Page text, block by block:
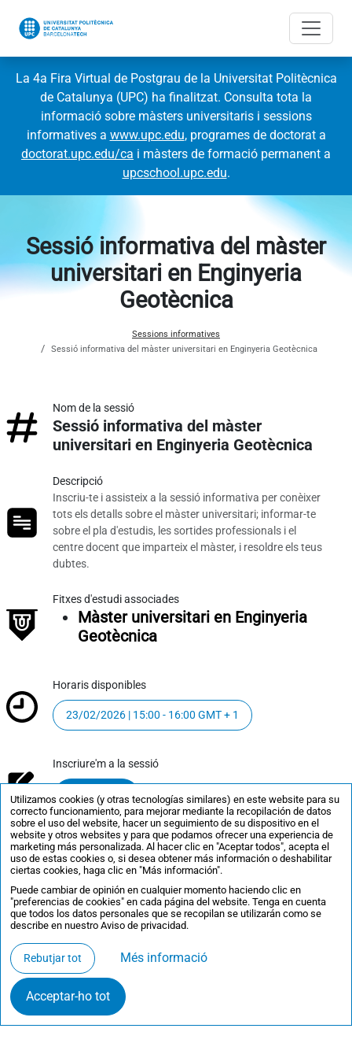
La 4a Fira Virtual de Postgrau de la Universitat Politècnica
de Catalunya (UPC) ha finalitzat. Consulta tota la
informació sobre màsters universitaris i sessions
informatives a www.upc.edu, programes de doctorat a
doctorat.upc.edu/ca i màsters de formació permanent a
upcschool.upc.edu.
Sessió informativa del màster
universitari en Enginyeria
Geotècnica
Sessions informatives
Sessió informativa del màster universitari en Enginyeria Geotècnica
Nom de la sessió
Sessió informativa del màster
universitari en Enginyeria Geotècnica
Descripció
Inscriu-te i assisteix a la sessió informativa per conèixer
tots els detalls sobre el màster universitari; informar-te
sobre el pla d'estudis, les sortides professionals i el
centre docent que imparteix el màster, i resoldre els teus
dubtes.
Fitxes d'estudi associades
Màster universitari en Enginyeria
Geotècnica
Horaris disponibles
23/02/2026 | 15:00 - 16:00 GMT + 1
Inscriure'm a la sessió
Inscriu-t’hi
Utilizamos cookies (y otras tecnologías similares) en este website para su
correcto funcionamiento, para mejorar mediante la recopilación de datos
sobre el uso del website, hacer un seguimiento de su dispositivo en el
website y otros websites y para que podamos ofrecer una experiencia de
marketing más personalizada. Al hacer clic en "Aceptar todos", acepta el
uso de estas cookies o, si desea obtener más información o deshabilitar
ciertas cookies, haga clic en "Más información".
Puede cambiar de opinión en cualquier momento haciendo clic en
"preferencias de cookies" en cada página del website. Tenga en cuenta
que todos los datos personales que se recopilan se utilizarán como se
describe en nuestro Aviso de privacidad.
Rebutjar tot Més informació
Acceptar-ho tot